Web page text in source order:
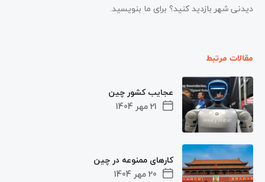
دیدنی شهر بازدید کنید؟ برای ما بنویسید.
مقالات مرتبط
21 مهر 1404
عجایب کشور چین
20 مهر 1404
کارهای ممنوعه در چین